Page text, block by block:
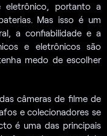
portanto a
Mas isso é um
a confiabilidade e a
e eletrônicos são
medo de escolher
câmeras de filme de
e colecionadores se
é uma das principais